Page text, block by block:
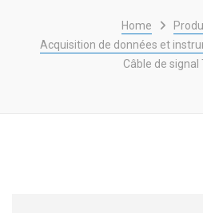
Home
Acquisition de données et
Câble de signal